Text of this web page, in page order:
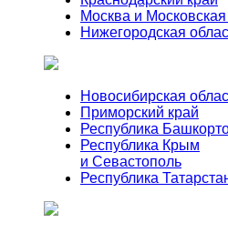
Москва и Московская
Нижегородская
Новосибирская
Приморский край
Республика
Республика Крым
и Севастополь
Республика